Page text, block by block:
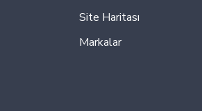
Site Haritası
Markalar